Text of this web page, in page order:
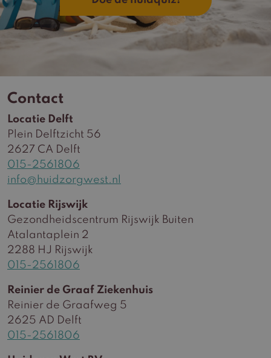
Contact
Locatie Delft
Plein Delftzicht 56
2627 CA Delft
015-2561806
info@huidzorgwest.nl
Locatie Rijswijk
Gezondheidscentrum Rijswijk Buiten
Atalantaplein 2
2288 HJ Rijswijk
015-2561806
Reinier de Graaf Ziekenhuis
Reinier de Graafweg 5
2625 AD Delft
015-2561806